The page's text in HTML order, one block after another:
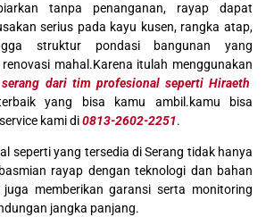
tanpa penanganan, rayap dapat
serius pada kayu kusen, rangka atap,
struktur pondasi bangunan yang
mahal.Karena itulah menggunakan
dari tim profesional seperti Hiraeth
yang bisa kamu ambil.kamu bisa
kami di0813-2602-2251.
seperti yang tersedia di Serang tidak hanya
rayap dengan teknologi dan bahan
juga memberikan garansi serta monitoring
jangka panjang.